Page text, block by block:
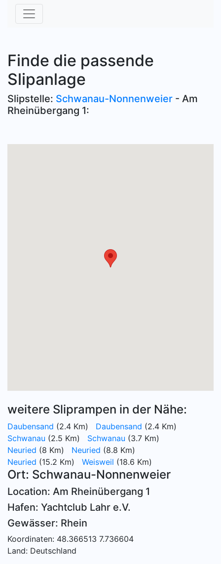
Finde die passende
Slipanlage
Slipstelle: Schwanau-Nonnenweier - Am
Rheinübergang 1:
weitere Sliprampen in der Nähe:
Daubensand (2.4 Km) Daubensand (2.4 Km)
Schwanau (2.5 Km) Schwanau (3.7 Km)
Neuried (8 Km) Neuried (8.8 Km)
Neuried (15.2 Km) Weisweil (18.6 Km)
Ort: Schwanau-Nonnenweier
Location: Am Rheinübergang 1
Hafen: Yachtclub Lahr e.V.
Gewässer: Rhein
Koordinaten: 48.366513 7.736604
Land: Deutschland